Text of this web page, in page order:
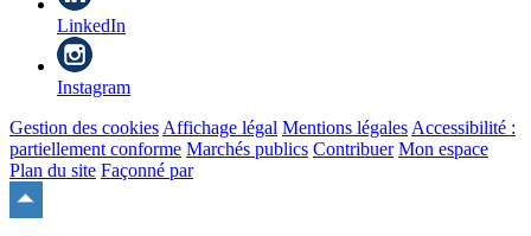
LinkedIn
Instagram
Gestion des cookies Affichage légal Mentions légales Accessibilité :
partiellement conforme Marchés publics Contribuer Mon espace
Plan du site Façonné par